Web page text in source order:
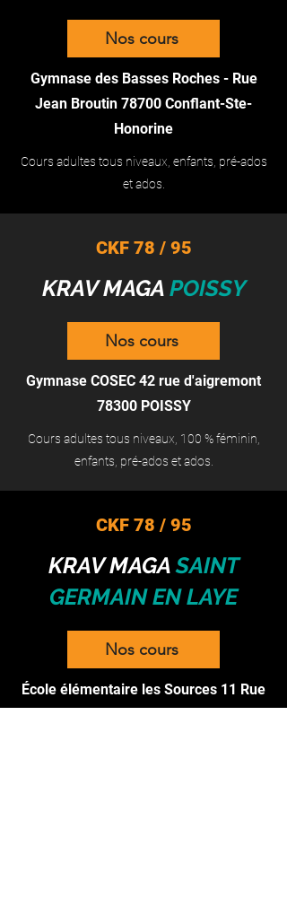
Nos cours
Gymnase des Basses Roches - Rue
Jean Broutin 78700 Conflant-Ste-
Honorine
Cours adultes tous niveaux, enfants, pré-ados
et ados.
CKF 78 / 95
KRAV MAGAPOISSY
Nos cours
Gymnase COSEC 42 rue d'aigremont
78300 POISSY
Cours adultes tous niveaux, 100 % féminin,
enfants, pré-ados et ados.
CKF 78 / 95
KRAV MAGASAINT
GERMAIN EN LAYE
Nos cours
École élémentaire les Sources 11 Rue